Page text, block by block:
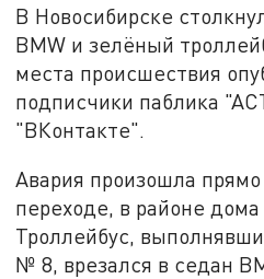
В Новосибирске
BMW и зелёный
места происшествия
подписчики паблика
"ВКонтакте".
Авария произошла
переходе, в районе дома
Троллейбус,
№ 8, врезался в седан